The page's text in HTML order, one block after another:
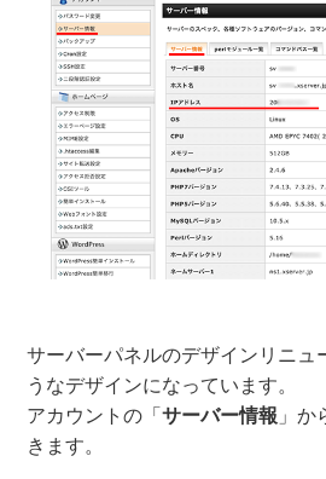
サーバーパネルのデザインリニュ
うなデザインになっています。
アカウントの「サーバー情報 」
きます。